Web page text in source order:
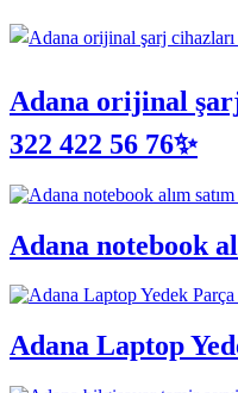
Adana orijinal
322 422 56 76✨
Adana notebook
Adana Laptop